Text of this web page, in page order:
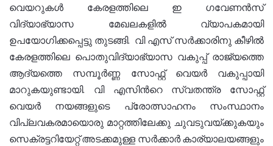
വെയറുകള്‍ കേരളത്തിലെ ഇ ഗവേണന്‍സ്
വിദ്യാഭ്യാസ മേഖലകളില്‍ വ്യാപകമായി
ഉപയോഗിക്കപ്പെട്ടു തുടങ്ങി. വി എസ് സര്‍ക്കാരിനു കീഴില്‍
കേരളത്തിലെ പൊതുവിദ്യാഭ്യാസ വകുപ്പ് രാജ്യത്തെ
ആദ്യത്തെ സമ്പൂര്‍ണ്ണ സോഫ്റ്റ് വെയര്‍ വകുപ്പായി
മാറുകയുണ്ടായി. വി എസിന്‍റെ സ്വതന്ത്ര സോഫ്റ്റ്
വെയര്‍ നയങ്ങളുടെ പ്രോത്സാഹനം സംസ്ഥാനം
വിപ്ലവകരമായൊരു മാറ്റത്തിലേക്കു ചുവടുവയ്ക്കുകയും
സെക്രട്ടറിയേറ്റ് അടക്കമുള്ള സര്‍ക്കാര്‍ കാര്യാലയങ്ങളും